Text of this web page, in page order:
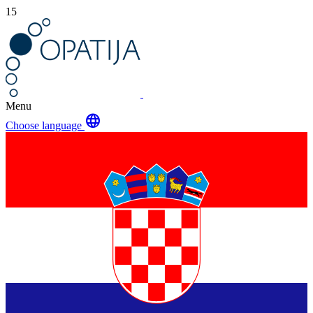
15
Menu
Choose language language